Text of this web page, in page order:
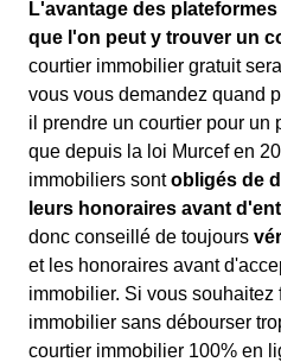
L'avantage des
que l'on peut y trouver un
courtier immobilier gratuit
vous vous demandez quand
il prendre un courtier pour un
que depuis la loi Murcef en
immobiliers sontobligés de
leurs honoraires avant
donc conseillé de toujours
et les honoraires avant
immobilier. Si vous
immobilier sans débourser
courtier immobilier 100% en